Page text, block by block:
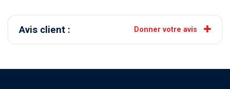
Avis client : Donner votre avis